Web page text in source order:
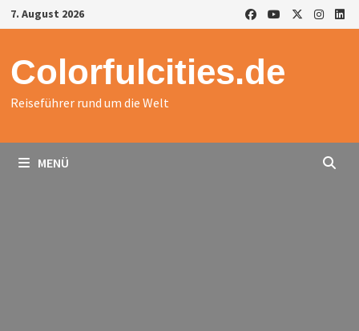
Zurück
zum
7. August 2026
Colorfulcities.de
Reiseführer rund um die Welt
MENÜ